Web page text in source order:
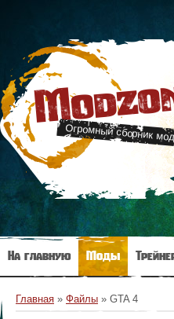
Огромный сборник
На главную Моды
Главная » Файлы » GTA 4